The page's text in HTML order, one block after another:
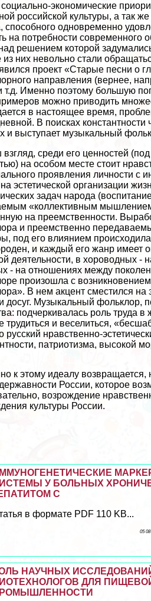
экономические
российской культуры, а так
способного одновременно
на потребности
решением которой
из них невольно стали
проект «Старые песни о
направления (вернее,
т.д. Именно поэтому большую
можно приводить
в настоящее время,
В поисках
и выступает музыкальный
среди его ценностей
на особом месте стоит
проявления личности с
эстетической организации
задач народа
«коллективным
на преемственности.
и преемственно
под его влиянием
и каждый его жанр имеет
деятельности, в хороводных -
- на отношениях между
произошла с
В нем акцент сместился на
досуг. Музыкальный фольклор,
подчеркивалась роль труда
трудиться и веселиться,
русский нравственно-
патриотизма, высокой
к этому идеалу
России, которое
возрождение
культуры России.
У БОЛЬНЫХ
С
в формате PDF 110 KB...
05
НАУЧНЫХ
ДЛЯ